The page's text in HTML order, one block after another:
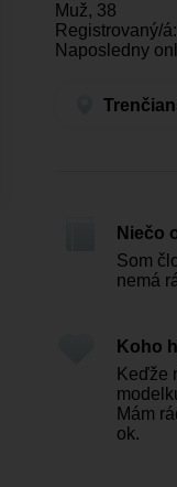
Muž, 38
Registrovaný/
Naposledny
Niečo
Som
nemá
Koho
Keďže
Mám
ok.